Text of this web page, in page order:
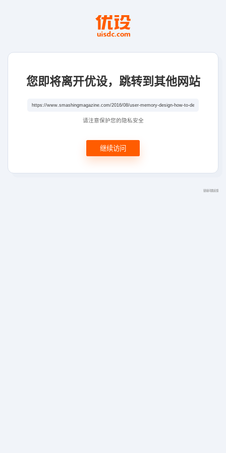
您即将离开优设，跳转到其他网站
请注意保护您的隐私安全
继续访问
链接问题反馈